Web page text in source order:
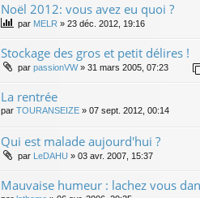
Noël 2012: vous avez eu quoi ?
par MELR » 23 déc. 2012, 19:16
Stockage des gros et petit délires !
par passionVW» 31 mars 2005, 07:23
La rentrée
par TOURANSEIZE » 07 sept. 2012, 00:14
Qui est malade aujourd'hui ?
par LeDAHU » 03 avr. 2007, 15:37
Mauvaise humeur : lachez vous